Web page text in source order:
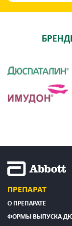
ПРЕПАРАТ
О ПРЕПАРАТЕ
ФОРМЫ ВЫПУСКА